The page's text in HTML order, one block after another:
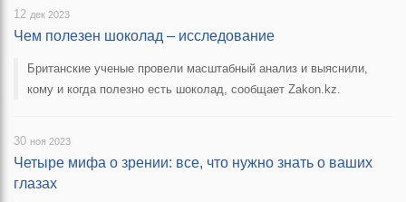
12 дек 2023
Чем полезен шоколад – исследование
Британские ученые провели масштабный анализ и выяснили,
кому и когда полезно есть шоколад, сообщает Zakon.kz.
30 ноя 2023
Четыре мифа о зрении: все, что нужно знать о ваших
глазах